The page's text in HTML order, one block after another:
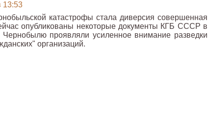
13:53
катастрофы стала диверсия совершенная
опубликованы некоторые документы КГБ СССР в
Чернобылю проявляли усиленное внимание разведки
организаций.